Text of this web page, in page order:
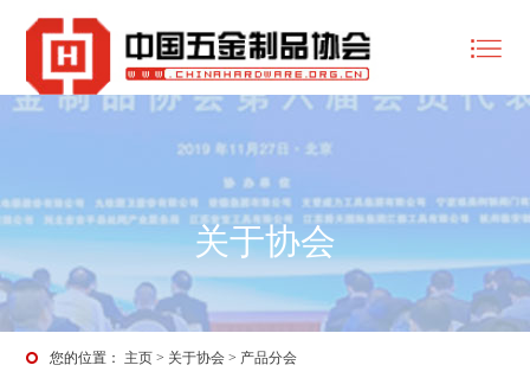
关于协会
您的位置： 主页 > 关于协会 > 产品分会